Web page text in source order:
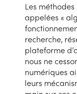
Les
appelées «
recherche,
plateforme
nous ne
numériques
leurs